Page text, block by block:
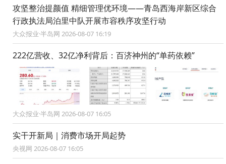
攻坚整治提颜值 精细管理优环境——青岛西海岸新区综合
行政执法局泊里中队开展市容秩序攻坚行动
大众报业·半岛网 2026-08-07 16:19
222亿营收、32亿净利背后：百济神州的“单药依赖”
大众报业·半岛网 2026-08-07 16:05
实干开新局｜消费市场开局起势
央视网 2026-08-07 16:05